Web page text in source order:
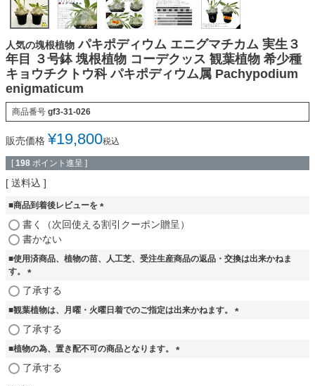
人気の塊根植物 パキポディウム エニグマチカム 実生３
年目 ３号鉢 塊根植物 コーデクッス 観葉植物 希少種
キョウチクトウ科 パキポディウム属 Pachypodium
enigmaticum
商品番号 gf3-31-026
販売価格 ¥19,800税込
[ 198 ポイント進呈 ]
送料込
■商品到着後レビューを
(
)
書く（次回使える割引クーポン贈呈）
書かない
■使用済商品、植物の苗、人工芝、受注生産商品の返品・交換は出来かねま
す。
(
須
)
了承する
■観葉植物は、月曜・火曜日着でのご指定は出来かねます。
了承する
■植物の為、置き配不可の商品となります。
了承する